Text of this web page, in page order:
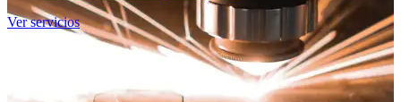
Ver servicios